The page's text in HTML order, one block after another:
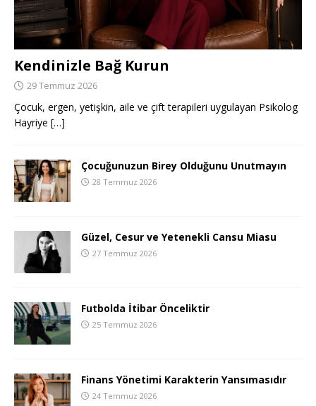
Kendinizle Bağ Kurun
29 Temmuz 2026
Çocuk, ergen, yetişkin, aile ve çift terapileri uygulayan Psikolog
Hayriye […]
Çocuğunuzun Birey Olduğunu Unutmayın
28 Temmuz 2026
Güzel, Cesur ve Yetenekli Cansu Miasu
27 Temmuz 2026
Futbolda İtibar Önceliktir
25 Temmuz 2026
Finans Yönetimi Karakterin Yansımasıdır
24 Temmuz 2026